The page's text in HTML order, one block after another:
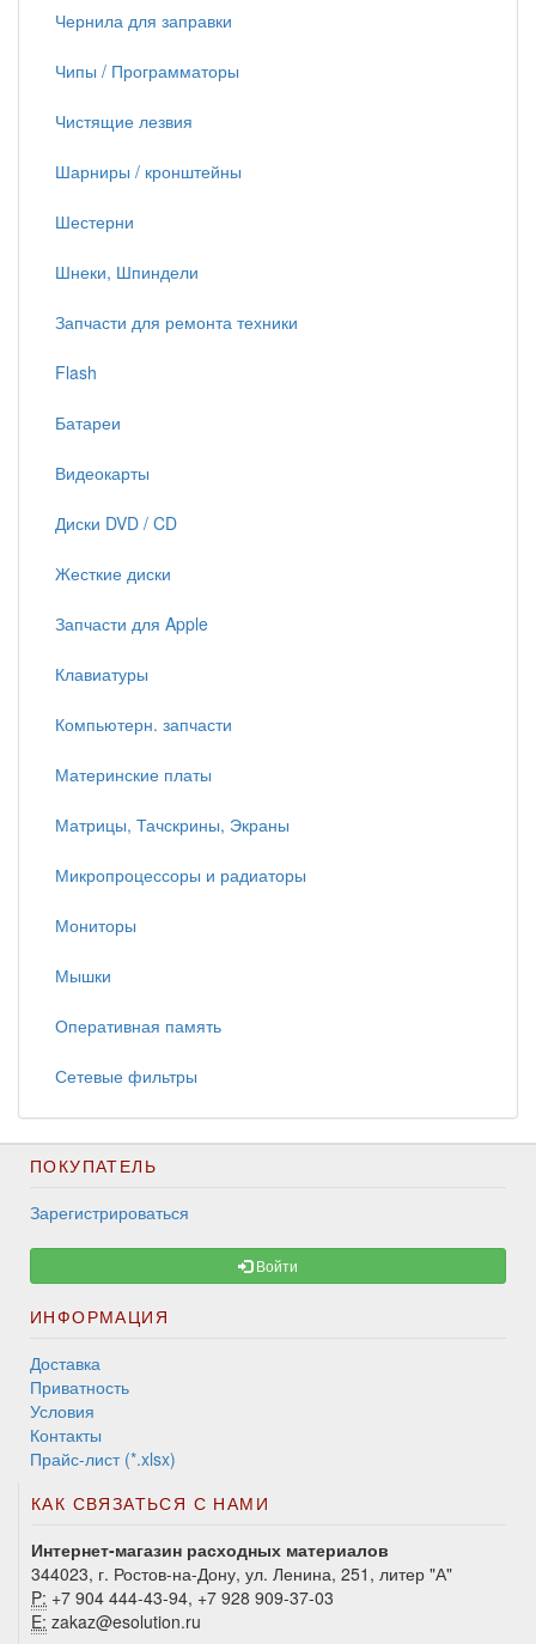
Чернила для заправки
Чипы / Программаторы
Чистящие лезвия
Шарниры / кронштейны
Шестерни
Шнеки, Шпиндели
Запчасти для ремонта техники
Flash
Батареи
Видеокарты
Диски DVD / CD
Жесткие диски
Запчасти для Apple
Клавиатуры
Компьютерн. запчасти
Материнские платы
Матрицы, Тачскрины, Экраны
Микропроцессоры и радиаторы
Мониторы
Мышки
Оперативная память
Сетевые фильтры
ПОКУПАТЕЛЬ
Зарегистрироваться
Войти
ИНФОРМАЦИЯ
Доставка
Приватность
Условия
Контакты
Прайс-лист (*.xlsx)
КАК СВЯЗАТЬСЯ С НАМИ
Интернет-магазин расходных материалов
344023, г. Ростов-на-Дону, ул. Ленина, 251, литер "А"
P: +7 904 444-43-94, +7 928 909-37-03
E: zakaz@esolution.ru